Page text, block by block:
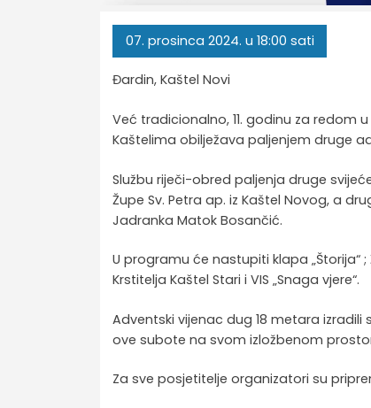
07. prosinca 2024. u 18:00 sati
Đardin, Kaštel Novi
Već tradicionalno, 11. godinu za redom
Kaštelima obilježava paljenjem druge
Službu riječi-obred paljenja druge
Župe Sv. Petra ap. iz Kaštel Novog, a
Jadranka Matok Bosančić.
U programu će nastupiti klapa „Štorija“
Krstitelja Kaštel Stari i VIS „Snaga vjere“.
Adventski vijenac dug 18 metara izradili
ove subote na svom izložbenom
Za sve posjetitelje organizatori su